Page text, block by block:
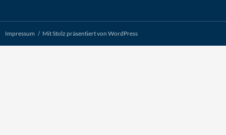
Impressum Mit Stolz präsentiert von WordPress